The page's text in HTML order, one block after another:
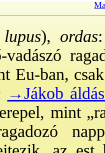
), ordas
vadászó
Eu-ban,
→Jákob
mint